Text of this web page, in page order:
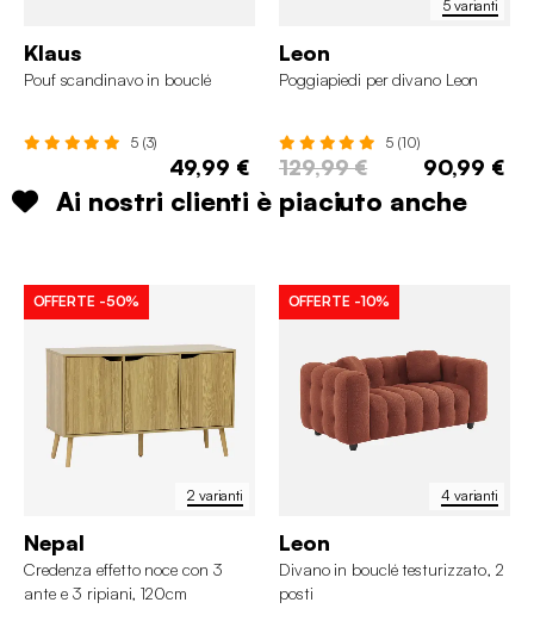
Klaus
Pouf scandinavo in bouclé
5 (3)
49,99 €
5 varianti
Leon
Poggiapiedi per divano Leon
5 (10)
129,99 € 90,99 €
Ai nostri clienti è piaciuto anche
2 varianti
OFFERTE -50%
Nepal
Credenza effetto noce con 3
ante e 3 ripiani, 120cm
4 varianti
OFFERTE -10%
Leon
Divano in bouclé testurizzato, 2
posti